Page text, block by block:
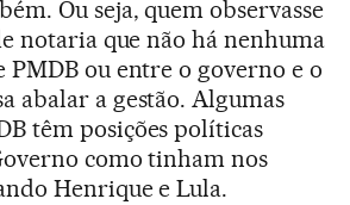
Ou seja, quem observasse
notaria que não há nenhuma
PMDB ou entre o governo e o
abalar a gestão. Algumas
têm posições políticas
como tinham nos
Henrique e Lula.